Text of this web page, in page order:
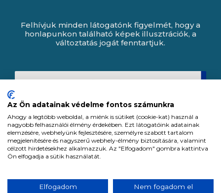
Felhívjuk minden látogatónk figyelmét, hogy a
honlapunkon található képek illusztrációk, a
változtatás jogát fenntartjuk.
Minden jog fenntartva. All rights reserved.
Az Ön adatainak védelme fontos számunkra
Ahogy a legtöbb weboldal, a miénk is sütiket (cookie-kat) használ a
nagyobb felhasználói élmény érdekében. Ezt látogatóink adatainak
elemzésére, webhelyünk fejlesztésére, személyre szabott tartalom
megjelenítésére és nagyszerű webhely-élmény biztosítására, valamint
célzott hirdetésekhez alkalmazzuk. Az "Elfogadom" gombra kattintva
Ön elfogadja a sütik használatát.
Elfogadom Nem fogadom el